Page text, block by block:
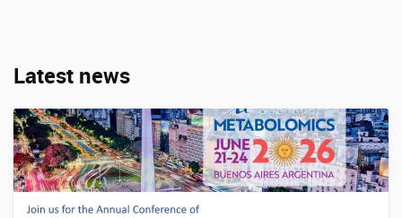
Latest news